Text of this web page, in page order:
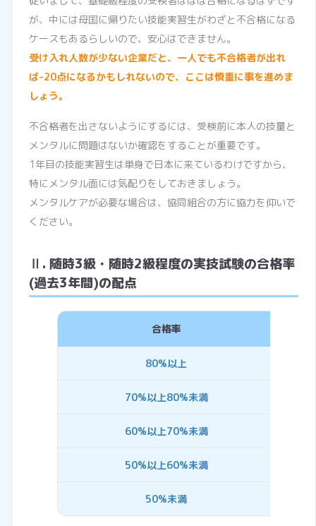
が、中には母国に帰りたい技能実習生がわざと不合格になる
ケースもあるらしいので、安心はできません。
受け入れ人数が少ない企業だと、一人でも不合格者が出れ
ば-20点になるかもしれないので、ここは慎重に事を進めま
しょう。
不合格者を出さないようにするには、受検前に本人の技量と
メンタルに問題はないか確認をすることが重要です。
1年目の技能実習生は単身で日本に来ているわけですから、
特にメンタル面には気配りをしておきましょう。
メンタルケアが必要な場合は、協同組合の方に協力を仰いで
ください。
Ⅱ. 随時3級・随時2級程度の実技試験の合格率
(過去3年間)の配点
合格率
80%以上
70%以上80%未満
60%以上70%未満
50%以上60%未満
50%未満